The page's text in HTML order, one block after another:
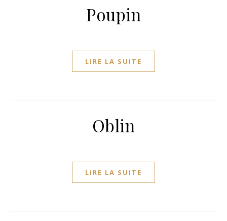
Poupin
LIRE LA SUITE
Oblin
LIRE LA SUITE